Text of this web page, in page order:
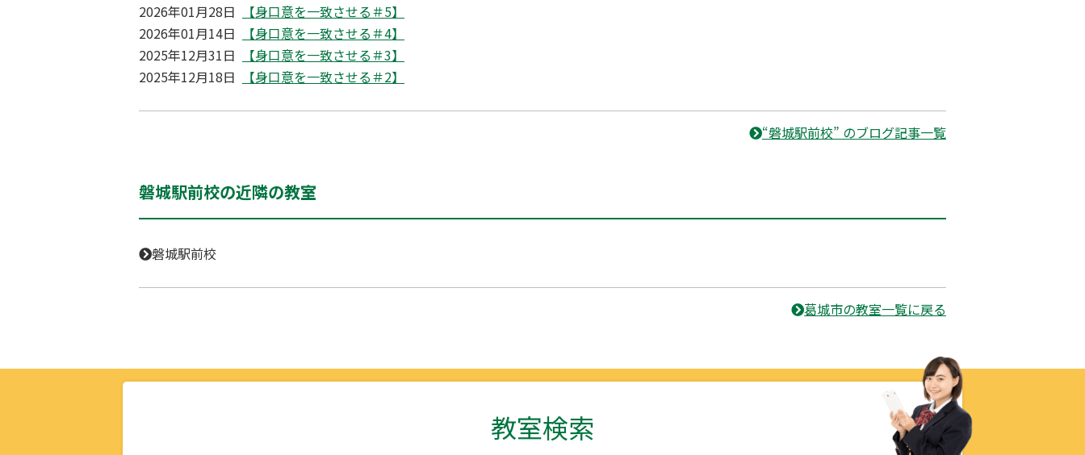
2026年01月28日
【身口意を一致させる＃5】
2026年01月14日
【身口意を一致させる＃4】
2025年12月31日
【身口意を一致させる＃3】
2025年12月18日
【身口意を一致させる＃2】
“磐城駅前校” のブログ記事一覧
磐城駅前校の近隣の教室
磐城駅前校
葛城市の教室一覧に戻る
教室検索